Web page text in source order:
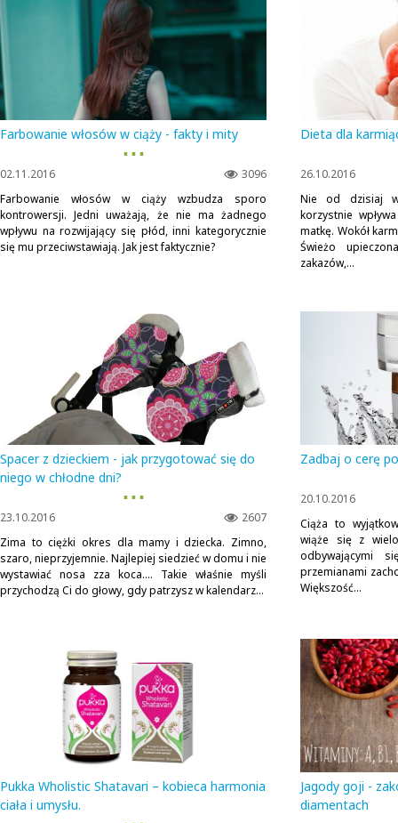
Farbowanie włosów w ciąży - fakty i mity
▪ ▪ ▪
3096
02.11.2016
Farbowanie włosów w ciąży wzbudza sporo
kontrowersji. Jedni uważają, że nie ma żadnego
wpływu na rozwijający się płód, inni kategorycznie
się mu przeciwstawiają. Jak jest faktycznie?
Dieta dla
26.10.2016
Nie od dzisiaj
korzystnie
matkę. Wokół
Świeżo
zakazów,...
Spacer z dzieckiem - jak przygotować się do
niego w chłodne dni?
▪ ▪ ▪
2607
23.10.2016
Zima to ciężki okres dla mamy i dziecka. Zimno,
szaro, nieprzyjemnie. Najlepiej siedzieć w domu i nie
wystawiać nosa zza koca…. Takie właśnie myśli
przychodzą Ci do głowy, gdy patrzysz w kalendarz...
Zadbaj o cerę
20.10.2016
Ciąża to
wiąże się z
odbywającymi
przemianami
Większość...
Pukka Wholistic Shatavari – kobieca harmonia
ciała i umysłu.
Jagody goji -
diamentach